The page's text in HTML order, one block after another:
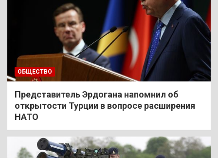
ОБЩЕСТВО
Представитель Эрдогана напомнил об
открытости Турции в вопросе расширения
НАТО